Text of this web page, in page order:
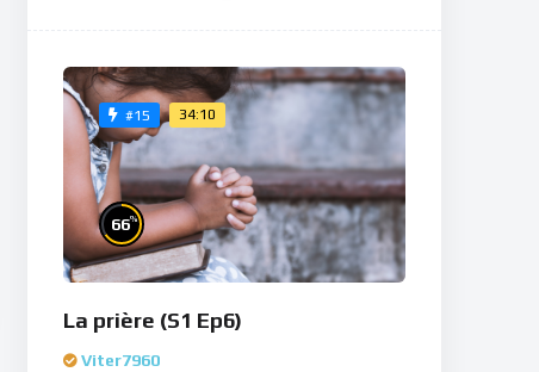
#15 34:10
66%
La prière (S1 Ep6)
Viter7960